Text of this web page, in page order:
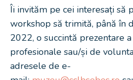
Îi invităm pe cei interesați să
workshop să trimită, până în
2022, o succintă prezentare
profesionale sau/și de
adresele de e-